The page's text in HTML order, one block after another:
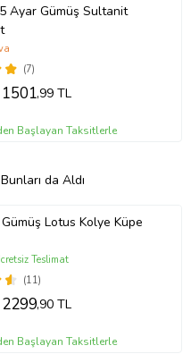
Ayar Gümüş Sultanit
(7)
1501,99 TL
Başlayan Taksitlerle
da Aldı
Lotus Kolye Küpe
(11)
Teslimat
2299,90 TL
Başlayan Taksitlerle